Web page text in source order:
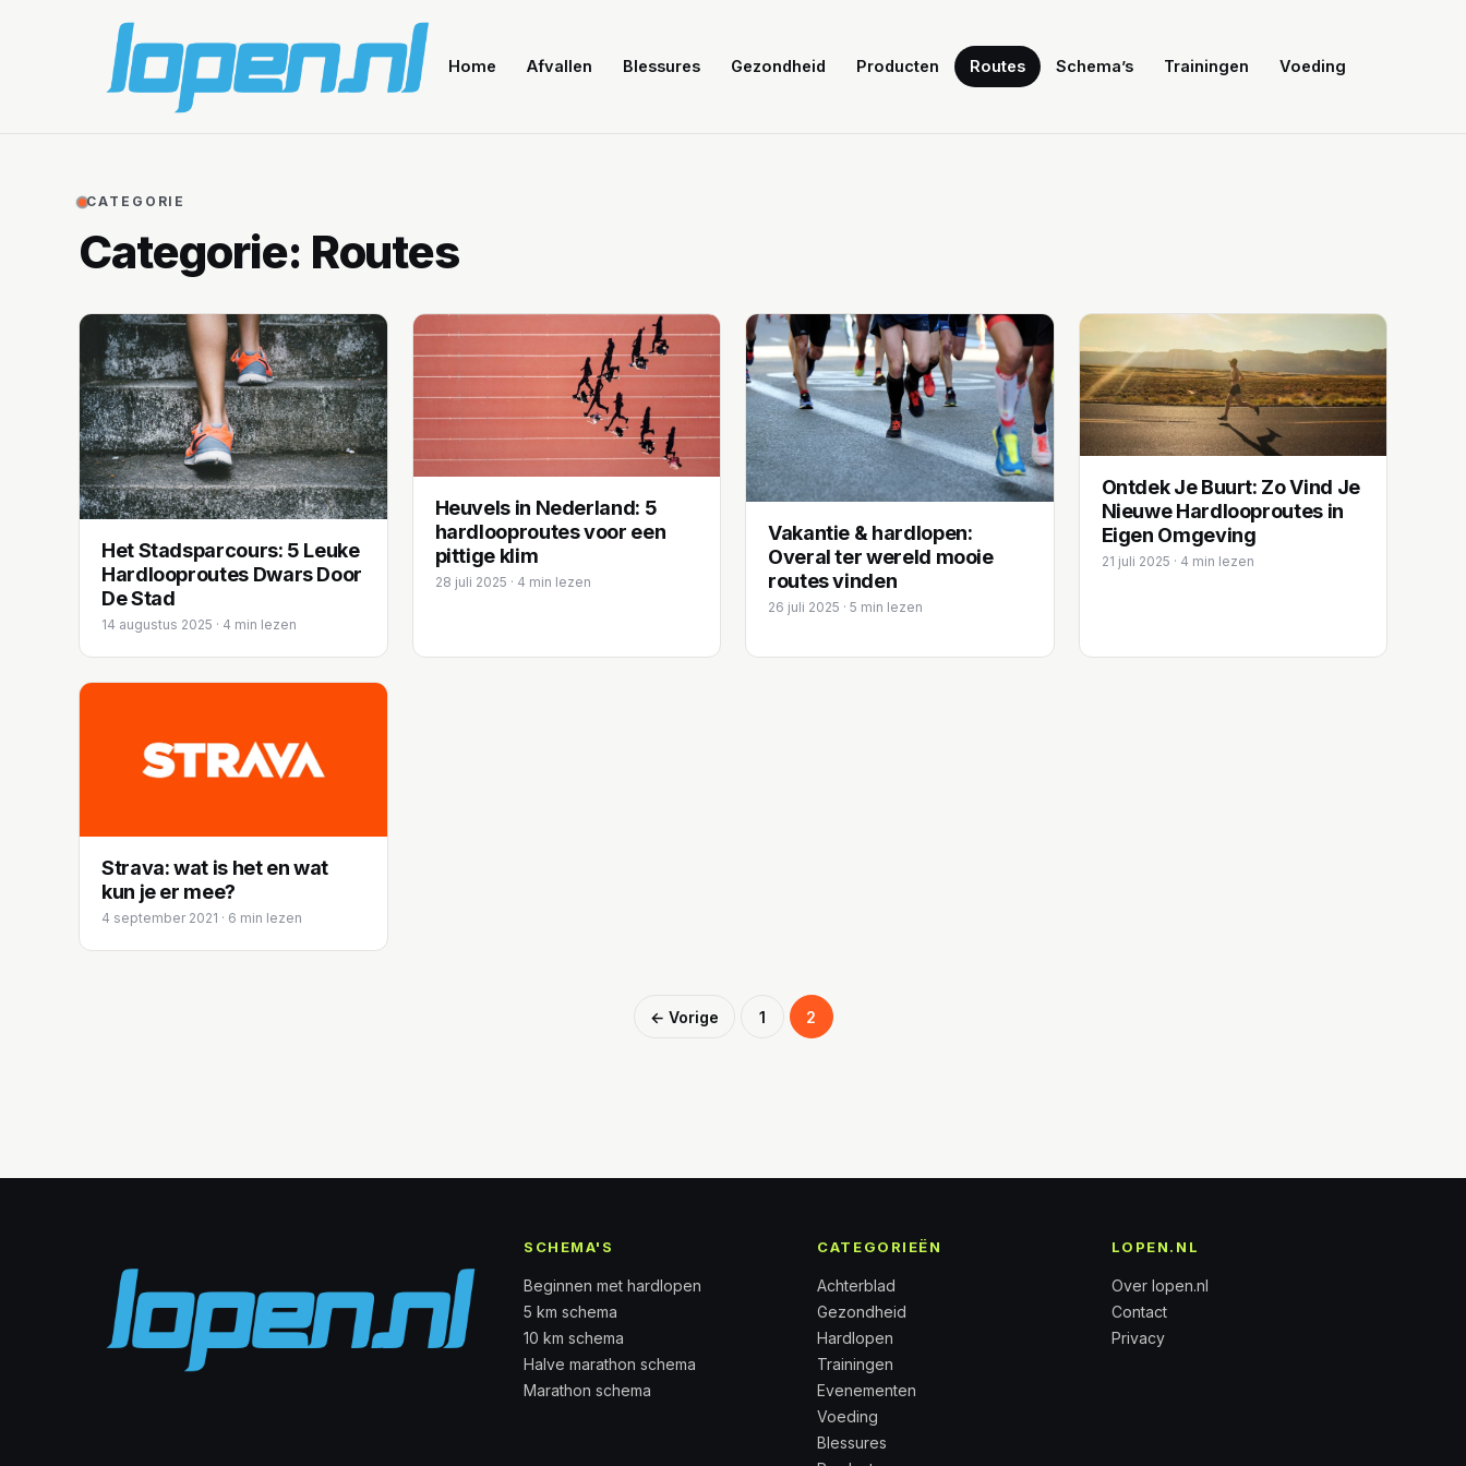
Home Afvallen Blessures Gezondheid Producten Routes Schema’s Trainingen Voeding
CATEGORIE
Categorie: Routes
Het Stadsparcours: 5 Leuke
Hardlooproutes Dwars Door
De Stad
14 augustus 2025 · 4 min lezen
Heuvels in Nederland: 5
hardlooproutes voor een
pittige klim
28 juli 2025 · 4 min lezen
Vakantie & hardlopen:
Overal ter wereld mooie
routes vinden
26 juli 2025 · 5 min lezen
Ontdek Je Buurt: Zo Vind Je
Nieuwe Hardlooproutes in
Eigen Omgeving
21 juli 2025 · 4 min lezen
Strava: wat is het en wat
kun je er mee?
4 september 2021 · 6 min lezen
Berichten
← Vorige 1 2
SCHEMA'S
Beginnen met hardlopen
5 km schema
10 km schema
Halve marathon schema
Marathon schema
CATEGORIEËN
Achterblad
Gezondheid
Hardlopen
Trainingen
Evenementen
Voeding
Blessures
LOPEN.NL
Over lopen.nl
Contact
Privacy